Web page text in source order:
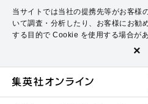
当サイトでは当社の提携先等がお客様
いて調査・分析したり、お客様にお勧
する目的で Cookie を使用する場合があ
×